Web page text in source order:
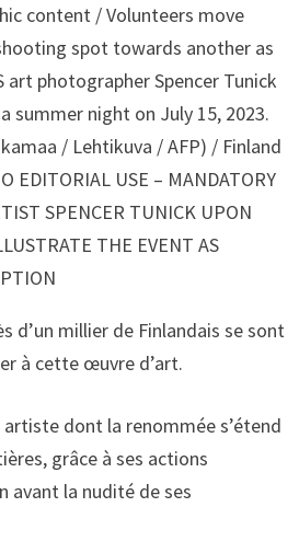
content / Volunteers move
spot towards another as
art photographer Spencer Tunick
summer night on July 15, 2023.
/ Lehtikuva / AFP) / Finland
EDITORIAL USE – MANDATORY
SPENCER TUNICK UPON
THE EVENT AS
d’un millier de Finlandais se sont
à cette œuvre d’art.
artiste dont la renommée s’étend
grâce à ses actions
la nudité de ses